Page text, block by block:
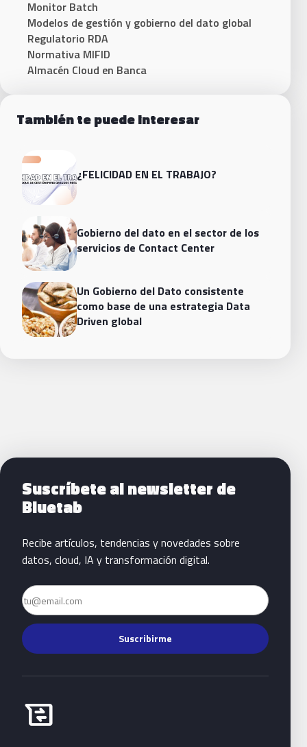
Monitor Batch
Modelos de gestión y gobierno del dato global
Regulatorio RDA
Normativa MIFID
Almacén Cloud en Banca
También te puede interesar
¿FELICIDAD EN EL TRABAJO?
Gobierno del dato en el sector de los
servicios de Contact Center
Un Gobierno del Dato consistente
como base de una estrategia Data
Driven global
Siguientes pasos con Bluetab
Suscríbete al newsletter de
Bluetab
Recibe artículos, tendencias y novedades sobre
datos, cloud, IA y transformación digital.
Email
Suscribirme
business_messages
Habla con Bluetab